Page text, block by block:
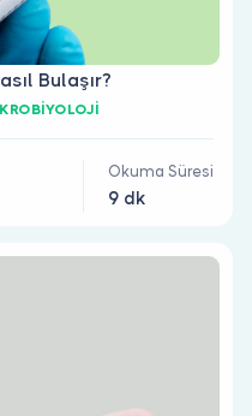
Bulaşır?
Okuma Süresi
9 dk